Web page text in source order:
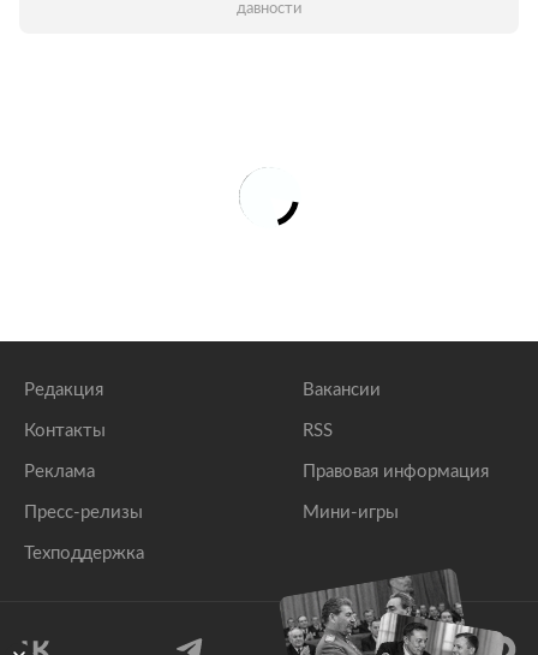
давности
Редакция
Контакты
Реклама
Пресс-релизы
Техподдержка
Вакансии
RSS
Правовая информация
Мини-игры